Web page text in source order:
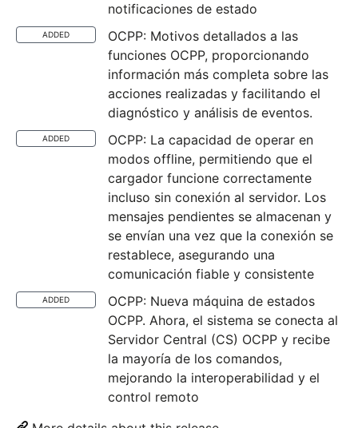
notificaciones de estado
ADDED
OCPP: Motivos detallados a las
funciones OCPP, proporcionando
información más completa sobre las
acciones realizadas y facilitando el
diagnóstico y análisis de eventos.
ADDED
OCPP: La capacidad de operar en
modos offline, permitiendo que el
cargador funcione correctamente
incluso sin conexión al servidor. Los
mensajes pendientes se almacenan y
se envían una vez que la conexión se
restablece, asegurando una
comunicación fiable y consistente
ADDED
OCPP: Nueva máquina de estados
OCPP. Ahora, el sistema se conecta al
Servidor Central (CS) OCPP y recibe
la mayoría de los comandos,
mejorando la interoperabilidad y el
control remoto